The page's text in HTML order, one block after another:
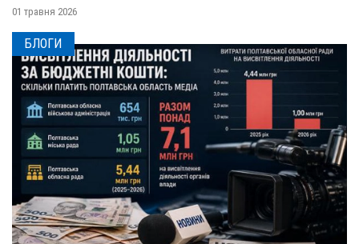
01 травня 2026
БЛОГИ